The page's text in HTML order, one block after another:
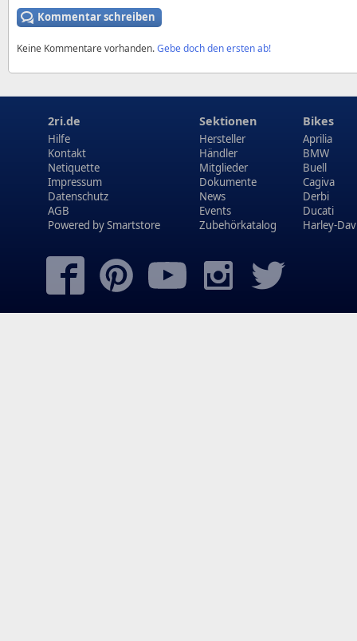
Kommentar schreiben
Keine Kommentare vorhanden.Gebe doch den ersten ab!
2ri.de
Hilfe
Kontakt
Netiquette
Impressum
Datenschutz
AGB
Powered bySmartstore
Sektionen
Hersteller
Händler
Mitglieder
Dokumente
News
Events
Zubehörkatalog
Bikes
Aprilia
BMW
Buell
Cagiva
Derbi
Ducati
Harley-